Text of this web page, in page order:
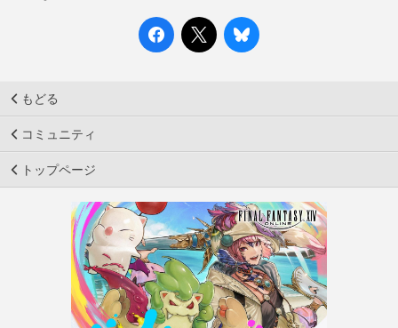
もどる
コミュニティ
トップページ